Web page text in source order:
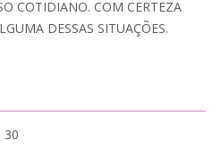
COTIDIANO. COM CERTEZA
DESSAS SITUAÇÕES.
30